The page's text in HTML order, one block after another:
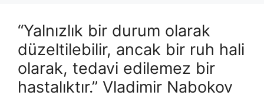
“Yalnızlık bir durum olarak
düzeltilebilir, ancak bir ruh hali
olarak, tedavi edilemez bir
hastalıktır.” Vladimir Nabokov